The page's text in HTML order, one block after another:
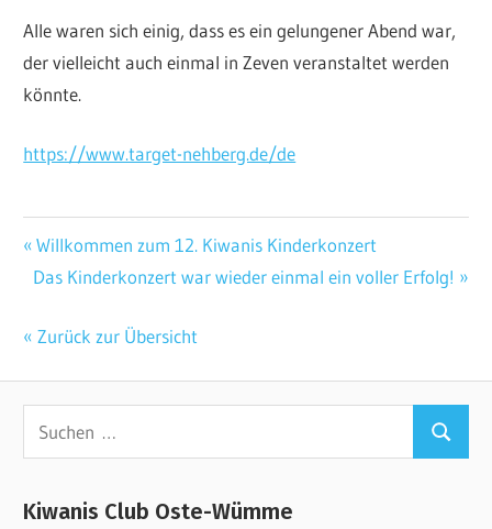
Alle waren sich einig, dass es ein gelungener Abend war,
der vielleicht auch einmal in Zeven veranstaltet werden
könnte.
https://www.target-nehberg.de/de
ALLGEMEIN
Beitragsnavigation
Vorheriger
Beitrag:
Willkommen zum 12. Kiwanis Kinderkonzert
Nächster
Das Kinderkonzert war wieder einmal ein voller Erfolg!
« Zurück zur Übersicht
Suchen
nach:
Suchen
Kiwanis Club Oste-Wümme